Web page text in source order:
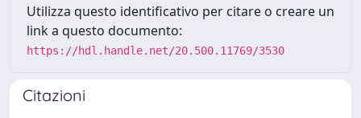
Utilizza questo identificativo per citare o creare un
link a questo documento:
https://hdl.handle.net/20.500.11769/3530
Citazioni